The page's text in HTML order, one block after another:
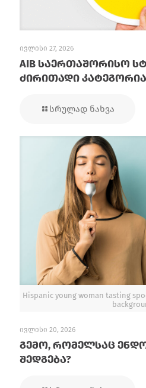
ივლისი 27, 2026
AIB საერთაშორისო
ძირითადი კატეგორია
სრულად ნახვა
Hispanic young woman tasting
ივლისი 20, 2026
გემო, რომელსაც
შედგება?